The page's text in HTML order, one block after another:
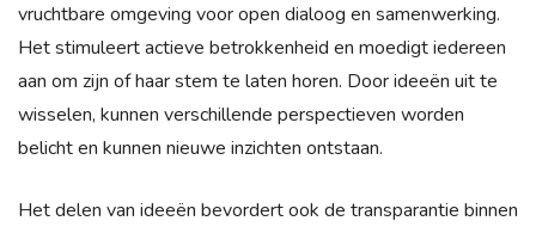
vruchtbare omgeving voor open dialoog en samenwerking.
Het stimuleert actieve betrokkenheid en moedigt iedereen
aan om zijn of haar stem te laten horen. Door ideeën uit te
wisselen, kunnen verschillende perspectieven worden
belicht en kunnen nieuwe inzichten ontstaan.
Het delen van ideeën bevordert ook de transparantie binnen